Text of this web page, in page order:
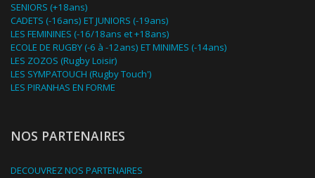
SENIORS (+18ans)
CADETS (-16ans) ET JUNIORS (-19ans)
LES FEMININES (-16/18ans et +18ans)
ECOLE DE RUGBY (-6 à -12ans) ET MINIMES (-14ans)
LES ZOZOS (Rugby Loisir)
LES SYMPATOUCH (Rugby Touch')
LES PIRANHAS EN FORME
NOS PARTENAIRES
DECOUVREZ NOS PARTENAIRES